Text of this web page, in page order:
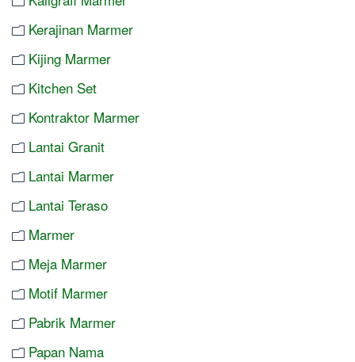
Kerajinan Marmer
Kijing Marmer
Kitchen Set
Kontraktor Marmer
Lantai Granit
Lantai Marmer
Lantai Teraso
Marmer
Meja Marmer
Motif Marmer
Pabrik Marmer
Papan Nama